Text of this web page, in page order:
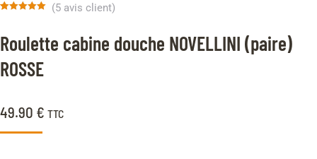
Roulette cabine douche NOVELLINI (paire)
ROSSE
49.90 € TTC
sur
notations
(5avis client)